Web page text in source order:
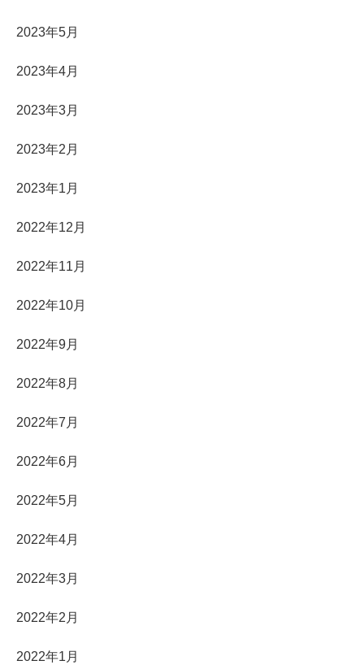
2023年5月
2023年4月
2023年3月
2023年2月
2023年1月
2022年12月
2022年11月
2022年10月
2022年9月
2022年8月
2022年7月
2022年6月
2022年5月
2022年4月
2022年3月
2022年2月
2022年1月